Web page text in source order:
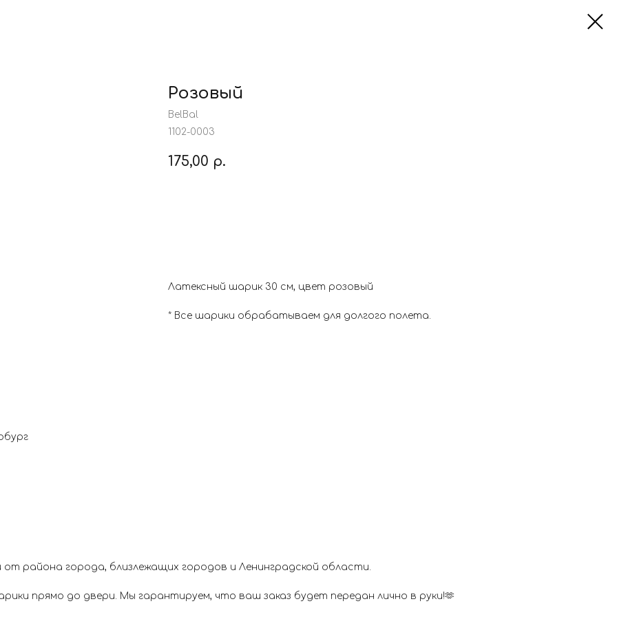
Розовый
BelBal
1102-0003
175,00 р.
Латексный шарик 30 см, цвет розовый
* Все шарики обрабатываем для долгого полета.
района города, близлежащих городов и Ленинградской области.
прямо до двери. Мы гарантируем, что ваш заказ будет передан лично в руки!🫶